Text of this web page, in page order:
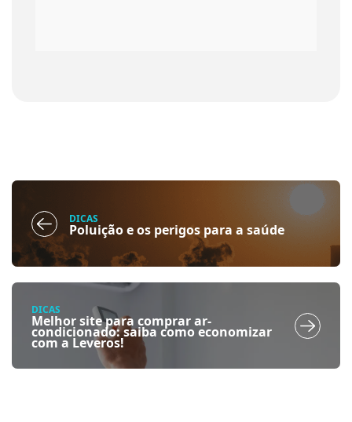
DICAS
Poluição e os perigos para a saúde
DICAS
Melhor site para comprar ar-
condicionado: saiba como economizar
com a Leveros!